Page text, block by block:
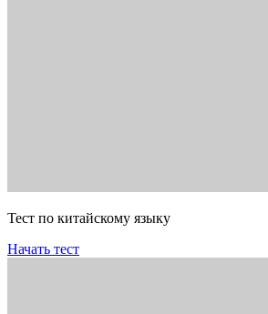
Тест по китайскому языку
Начать тест